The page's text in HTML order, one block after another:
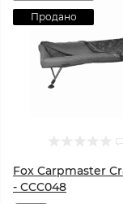
Продано
Fox Carpmaster
- CCC048